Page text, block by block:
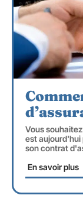
Vous
est aujourd'hui
son contrat
En savoir plus